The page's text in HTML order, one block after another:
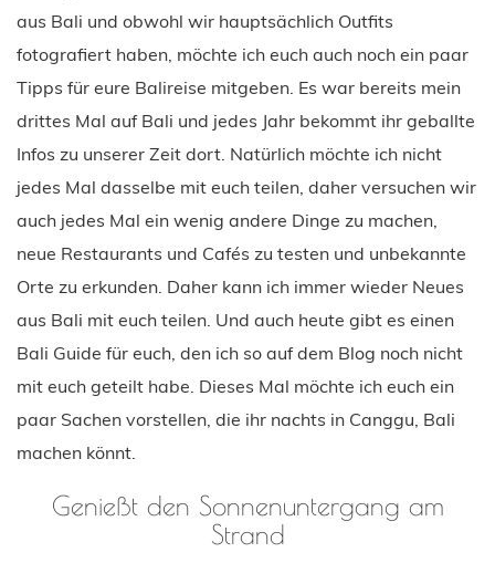
aus Bali und obwohl wir hauptsächlich Outfits
fotografiert haben, möchte ich euch auch noch ein paar
Tipps für eure Balireise mitgeben. Es war bereits mein
drittes Mal auf Bali und jedes Jahr bekommt ihr geballte
Infos zu unserer Zeit dort. Natürlich möchte ich nicht
jedes Mal dasselbe mit euch teilen, daher versuchen wir
auch jedes Mal ein wenig andere Dinge zu machen,
neue Restaurants und Cafés zu testen und unbekannte
Orte zu erkunden. Daher kann ich immer wieder Neues
aus Bali mit euch teilen. Und auch heute gibt es einen
Bali Guide für euch, den ich so auf dem Blog noch nicht
mit euch geteilt habe. Dieses Mal möchte ich euch ein
paar Sachen vorstellen, die ihr nachts in Canggu, Bali
machen könnt.
Genießt den Sonnenuntergang am
Strand